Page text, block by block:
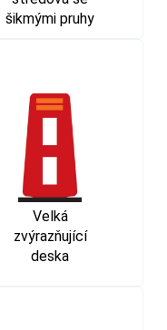
šikmými pruhy
Velká
zvýrazňující
deska